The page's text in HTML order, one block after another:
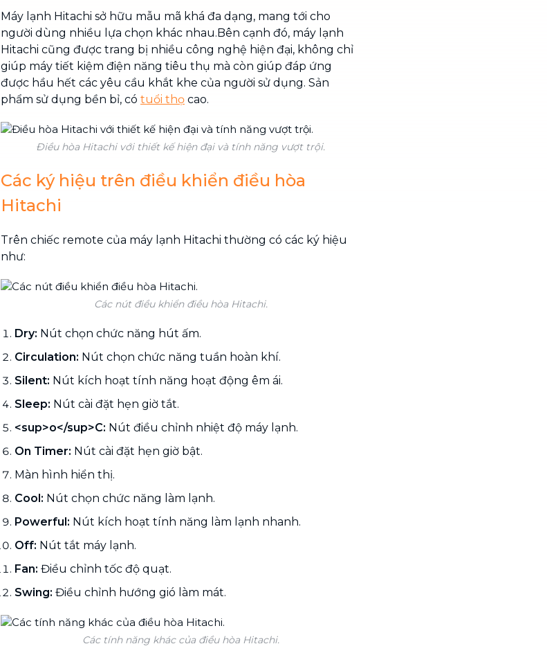
Máy lạnh Hitachi sở hữu mẫu mã khá đa dạng, mang tới cho
người dùng nhiều lựa chọn khác nhau.Bên cạnh đó, máy lạnh
Hitachi cũng được trang bị nhiều công nghệ hiện đại, không chỉ
giúp máy tiết kiệm điện năng tiêu thụ mà còn giúp đáp ứng
được hầu hết các yêu cầu khắt khe của người sử dụng. Sản
phẩm sử dụng bền bỉ, có tuổi thọ cao.
Điều hòa Hitachi với thiết kế hiện đại và tính năng vượt trội.
Các ký hiệu trên điều khiển điều hòa
Hitachi
Trên chiếc remote của máy lạnh Hitachi thường có các ký hiệu
như:
Các nút điều khiển điều hòa Hitachi.
Dry: Nút chọn chức năng hút ấm.
Circulation: Nút chọn chức năng tuần hoàn khí.
Silent: Nút kích hoạt tính năng hoạt động êm ái.
Sleep: Nút cài đặt hẹn giờ tắt.
<sup>o</sup>C: Nút điều chỉnh nhiệt độ máy lạnh.
On Timer: Nút cài đặt hẹn giờ bật.
Màn hình hiển thị.
Cool: Nút chọn chức năng làm lạnh.
Powerful: Nút kích hoạt tính năng làm lạnh nhanh.
Off: Nút tắt máy lạnh.
Fan: Điều chỉnh tốc độ quạt.
Swing: Điều chỉnh hướng gió làm mát.
Các tính năng khác của điều hòa Hitachi.